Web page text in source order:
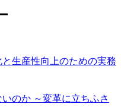
生産性向上のための実務
のか ～変革に立ちふさ